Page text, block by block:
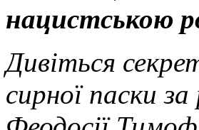
нацистською
Дивіться
сирної паски